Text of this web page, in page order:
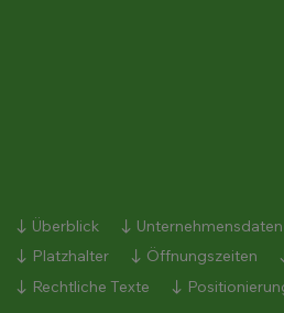
Überblick Unternehmensdaten
Platzhalter
Öffnungszeiten
Rechtliche Texte